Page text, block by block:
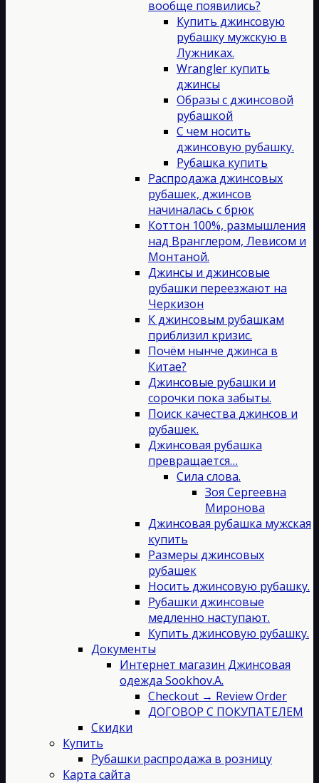
вообще появились?
Купить джинсовую
рубашку мужскую в
Лужниках.
Wrangler купить
джинсы
Образы с джинсовой
рубашкой
С чем носить
джинсовую рубашку.
Рубашка купить
Распродажа джинсовых
рубашек, джинсов
начиналась с брюк
Коттон 100%, размышления
над Вранглером, Левисом и
Монтаной.
Джинсы и джинсовые
рубашки переезжают на
Черкизон
К джинсовым рубашкам
приблизил кризис.
Почём нынче джинса в
Китае?
Джинсовые рубашки и
сорочки пока забыты.
Поиск качества джинсов и
рубашек.
Джинсовая рубашка
превращается…
Сила слова.
Зоя Сергеевна
Миронова
Джинсовая рубашка мужская
купить
Размеры джинсовых
рубашек
Носить джинсовую рубашку.
Рубашки джинсовые
медленно наступают.
Купить джинсовую рубашку.
Документы
Интернет магазин Джинсовая
одежда Sookhov.A.
Checkout → Review Order
ДОГОВОР С ПОКУПАТЕЛЕМ
Скидки
Купить
Рубашки распродажа в розницу
Карта сайта